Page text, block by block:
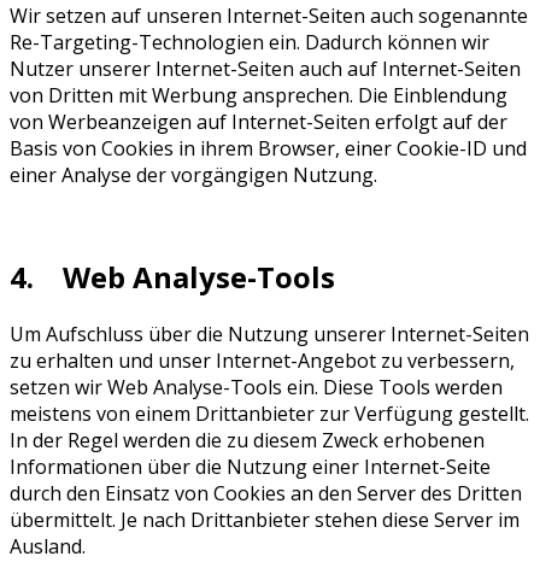
Wir setzen auf unseren Internet-Seiten auch sogenannte
Re-Targeting-Technologien ein. Dadurch können wir
Nutzer unserer Internet-Seiten auch auf Internet-Seiten
von Dritten mit Werbung ansprechen. Die Einblendung
von Werbeanzeigen auf Internet-Seiten erfolgt auf der
Basis von Cookies in ihrem Browser, einer Cookie-ID und
einer Analyse der vorgängigen Nutzung.
4. Web Analyse-Tools
Um Aufschluss über die Nutzung unserer Internet-Seiten
zu erhalten und unser Internet-Angebot zu verbessern,
setzen wir Web Analyse-Tools ein. Diese Tools werden
meistens von einem Drittanbieter zur Verfügung gestellt.
In der Regel werden die zu diesem Zweck erhobenen
Informationen über die Nutzung einer Internet-Seite
durch den Einsatz von Cookies an den Server des Dritten
übermittelt. Je nach Drittanbieter stehen diese Server im
Ausland.